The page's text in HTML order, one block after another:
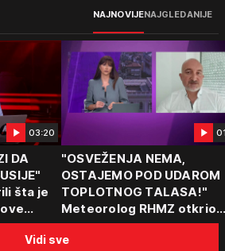
NAJNOVIJENAJGLEDANIJE
03:20
DA
šta je
"OSVEŽENJA NEMA,
OSTAJEMO POD UDAROM
TOPLOTNOG TALASA!"
Meteorolog RHMZ otkrio
kakvo vreme nas čeka do
kraja avgusta
Vidi sve